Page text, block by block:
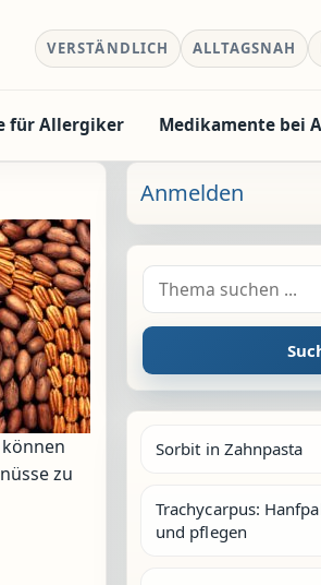
VERSTÄNDLICH ALLTAGSNAH
für Allergiker Medikamente bei
zu
Anmelden
Suche nach:
Sorbit in Zahnpasta
Trachycarpus:
und pflegen